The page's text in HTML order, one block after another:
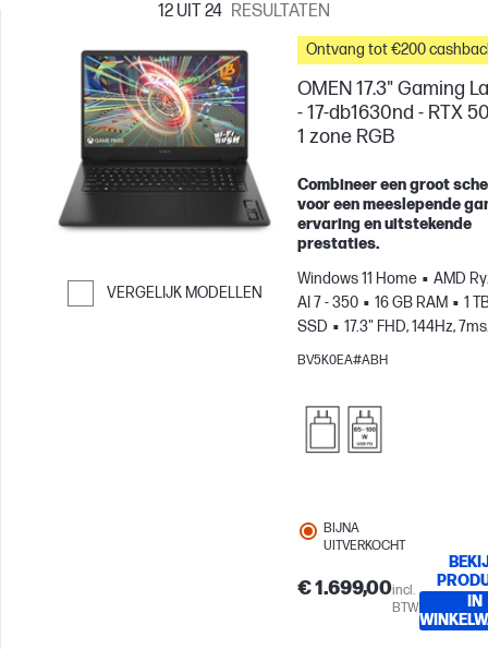
12 UIT 24 RESULTATEN
VERGELIJK MODELLEN
Ga verder naar vergelijken
Ontvang tot €200
OMEN 17.3" Gaming
- 17-db1630nd - RTX
1 zone RGB
Combineer een groot
voor een meeslepende
ervaring en uitstekende
prestaties.
Windows 11 Home
AMD
AI 7 - 350
16 GB RAM
1
SSD
17.3" FHD, 144Hz, 7ms
Reactietijd
NVIDIA®
BV5K0EA#ABH
BIJNA
UITVERKOCHT
€ 1.699,00incl.
BTW
IN